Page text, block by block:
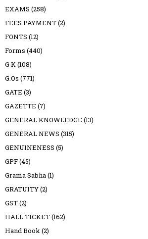
EXAMS (258)
FEES PAYMENT(2)
FONTS (12)
Forms (440)
G K(108)
G.Os (771)
GATE (3)
GAZETTE (7)
GENERAL KNOWLEDGE (13)
GENERAL NEWS (315)
GENUINENESS (5)
GPF(45)
Grama Sabha(1)
GRATUITY(2)
GST(2)
HALL TICKET(162)
Hand Book(2)